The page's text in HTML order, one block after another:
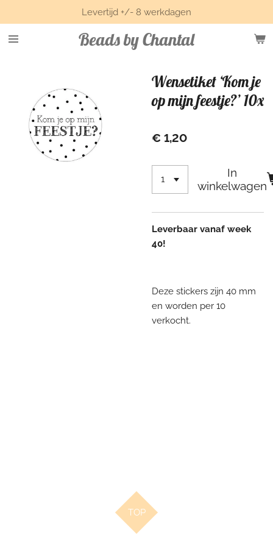
direct
naar
Beads by Chantal
Levertijd +/- 8 werkdagen
Wensetiket ‘Kom je
op mijn feestje?’ 10x
€ 1,20
In
winkelwagen
Leverbaar vanaf week
40!
Deze stickers zijn 40 mm
en worden per 10
verkocht.
TOP